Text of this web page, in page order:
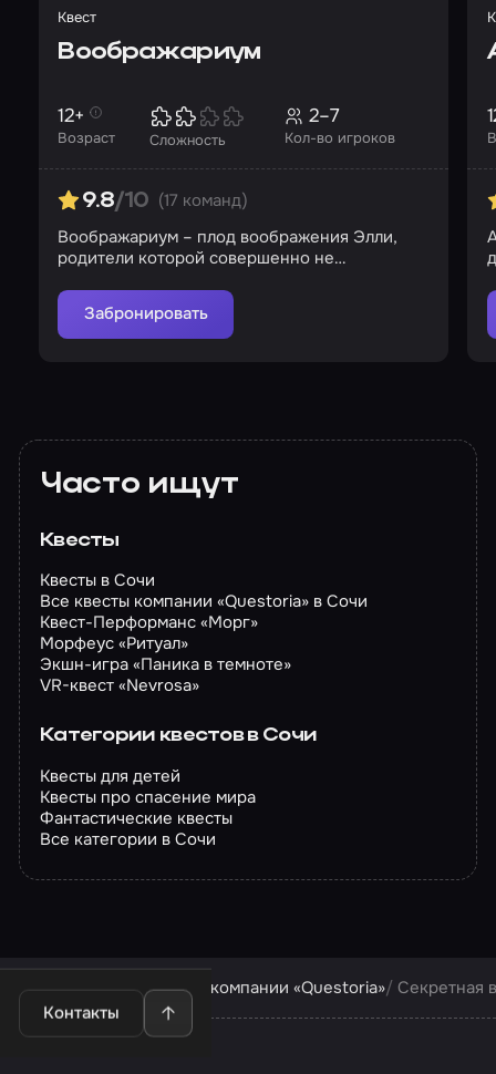
Квест
Воображариум
Возраст
12+
Сложность Кол-во игроков
2–7
9.8/10 (17 команд)
Воображариум – плод воображения Элли,
родители которой совершенно не
Забронировать
Часто ищут
Квесты
Квесты в Сочи
Все квесты компании «Questoria» в Сочи
Квест-Перформанс «Морг»
Морфеус «Ритуал»
Экшн-игра «Паника в темноте»
VR-квест «Nevrosa»
Категории квестов в Сочи
Квесты для детей
Квесты про спасение мира
Фантастические квесты
Все категории в Сочи
Контакты
Квесты компании «Questoria» Секретная